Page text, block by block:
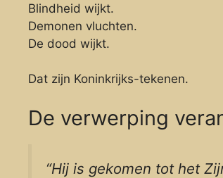
Blindheid wijkt.
Demonen vluchten.
De dood wijkt.
Dat zijn Koninkrijks-tekenen.
De verwerping
“Hij is gekomen tot het